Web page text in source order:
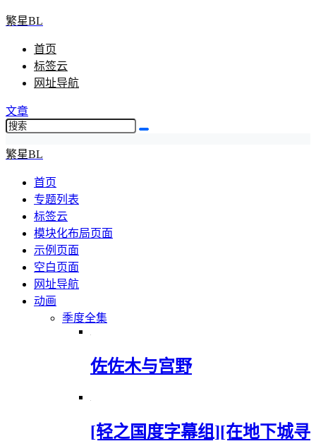
繁星BL
首页
标签云
网址导航
文章
繁星BL
首页
专题列表
标签云
模块化布局页面
示例页面
空白页面
网址导航
动画
季度全集
佐佐木与宫野
[轻之国度字幕组][在地下城寻